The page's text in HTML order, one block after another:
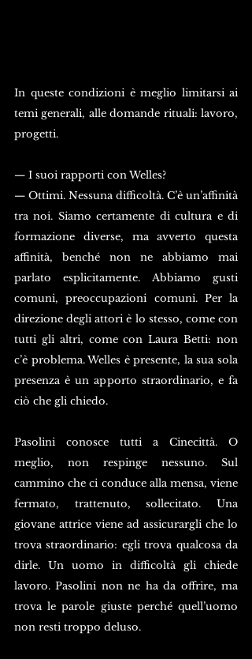
In queste condizioni è meglio limitarsi ai
temi generali, alle domande rituali: lavoro,
progetti.
— I suoi rapporti con Welles?
— Ottimi. Nessuna difficoltà. C’è un’affinità
tra noi. Siamo certamente di cultura e di
formazione diverse, ma avverto questa
affinità, benché non ne abbiamo mai
parlato esplicitamente. Abbiamo gusti
comuni, preoccupazioni comuni. Per la
direzione degli attori è lo stesso, come con
tutti gli altri, come con Laura Betti: non
c’è problema. Welles è presente, la sua sola
presenza è un apporto straordinario, e fa
ciò che gli chiedo.
Pasolini conosce tutti a Cinecittà. O
meglio, non respinge nessuno. Sul
cammino che ci conduce alla mensa, viene
fermato, trattenuto, sollecitato. Una
giovane attrice viene ad assicurargli che lo
trova straordinario: egli trova qualcosa da
dirle. Un uomo in difficoltà gli chiede
lavoro. Pasolini non ne ha da offrire, ma
trova le parole giuste perché quell’uomo
non resti troppo deluso.